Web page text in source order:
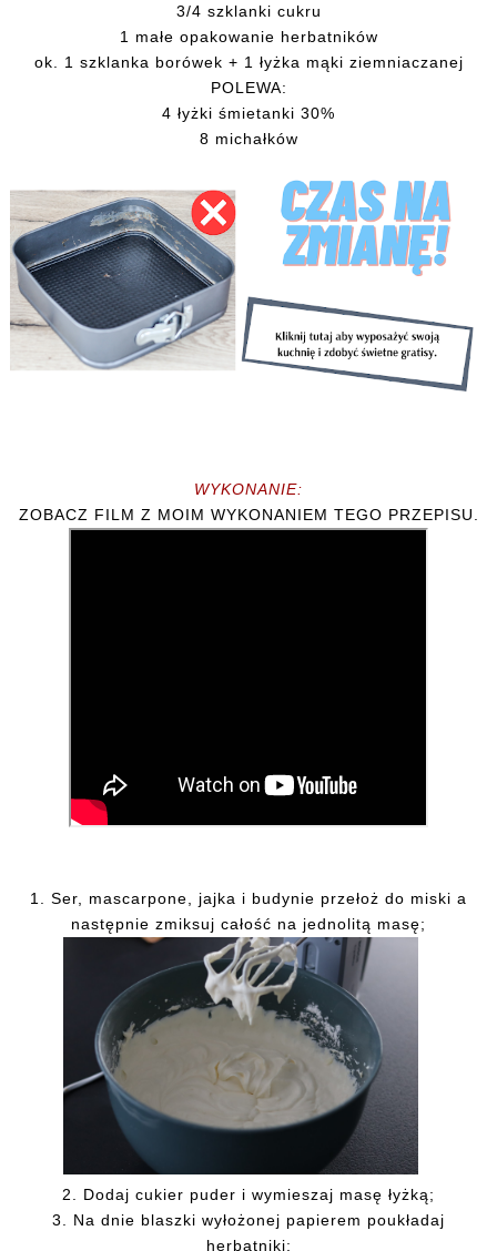
3/4 szklanki cukru
1 małe opakowanie herbatników
ok. 1 szklanka borówek + 1 łyżka mąki ziemniaczanej
POLEWA:
4 łyżki śmietanki 30%
8 michałków
WYKONANIE:
ZOBACZ FILM Z MOIM WYKONANIEM TEGO PRZEPISU.
1. Ser, mascarpone, jajka i budynie przełoż do miski a
następnie zmiksuj całość na jednolitą masę;
2. Dodaj cukier puder i wymieszaj masę łyżką;
3. Na dnie blaszki wyłożonej papierem poukładaj
herbatniki;